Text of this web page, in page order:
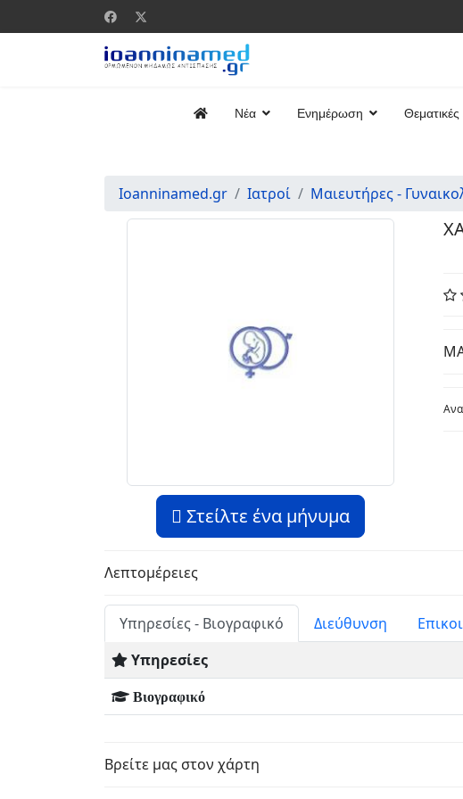
Νέα Ενημέρωση Θεματικές
Ioanninamed.gr Ιατροί Μαιευτήρες -
Στείλτε ένα μήνυμα
Λεπτομέρειες
Υπηρεσίες - Βιογραφικό Διεύθυνση
Υπηρεσίες
Βιογραφικό
Βρείτε μας στον χάρτη